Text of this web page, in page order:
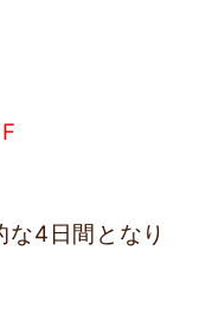
な4日間となり